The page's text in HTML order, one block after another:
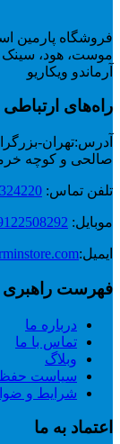
فروشگاه پارمین
موست، هود، سینک
آرماندو ویکاریو
راه‌های ارتباطی
آدرس:تهران-
صالحی و کوچه خرمیان پلاک
تلفن تماس:
موبایل:
ایمیل:
فهرست راهبری
درباره ما
تماس با ما
وبلاگ
سیاست
شرایط و
اعتماد به ما